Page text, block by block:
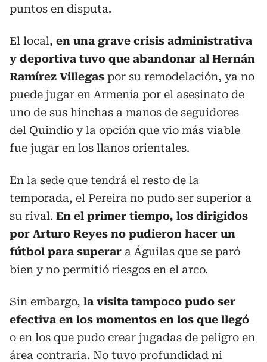
puntos en disputa.
El local, en una grave crisis administrativa
y deportiva tuvo que abandonar al Hernán
Ramírez Villegas por su remodelación, ya no
puede jugar en Armenia por el asesinato de
uno de sus hinchas a manos de seguidores
del Quindío y la opción que vio más viable
fue jugar en los llanos orientales.
En la sede que tendrá el resto de la
temporada, el Pereira no pudo ser superior a
su rival. En el primer tiempo, los dirigidos
por Arturo Reyes no pudieron hacer un
fútbol para superar a Águilas que se paró
bien y no permitió riesgos en el arco.
Sin embargo, la visita tampoco pudo ser
efectiva en los momentos en los que llegó
o en los que pudo crear jugadas de peligro en
área contraria. No tuvo profundidad ni